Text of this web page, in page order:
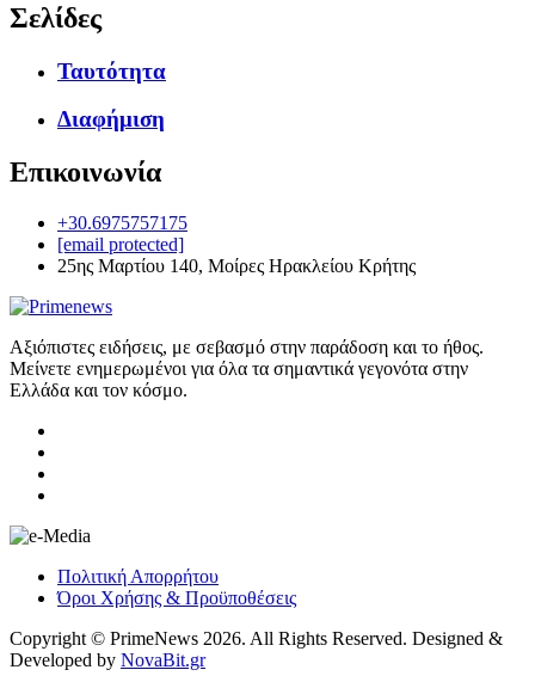
Σελίδες
Ταυτότητα
Διαφήμιση
Επικοινωνία
+30.6975757175
[email protected]
25ης Μαρτίου 140, Μοίρες Ηρακλείου Κρήτης
Αξιόπιστες ειδήσεις, με σεβασμό στην παράδοση και το ήθος.
Μείνετε ενημερωμένοι για όλα τα σημαντικά γεγονότα στην
Ελλάδα και τον κόσμο.
Πολιτική Απορρήτου
Όροι Χρήσης & Προϋποθέσεις
Copyright © PrimeNews 2026. All Rights Reserved. Designed &
Developed by NovaBit.gr